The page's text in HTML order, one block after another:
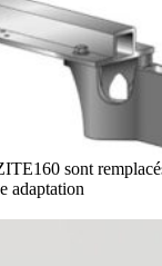
sont
adaptation